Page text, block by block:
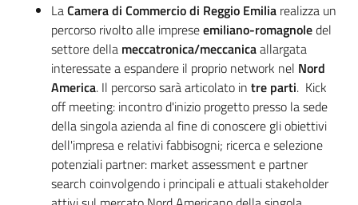
LaCamera di Commercio di Reggio Emilia realizza un
percorso rivolto alle impreseemiliano-romagnoledel
settore della meccatronica/meccanicaallargata
interessate a espandere il proprio network nel Nord
America. Il percorso sarà articolato in tre parti. Kick
off meeting: incontro d'inizio progetto presso la sede
della singola azienda al fine di conoscere gli obiettivi
dell'impresa e relativi fabbisogni; ricerca e selezione
potenziali partner: market assessment e partner
search coinvolgendo i principali e attuali stakeholder